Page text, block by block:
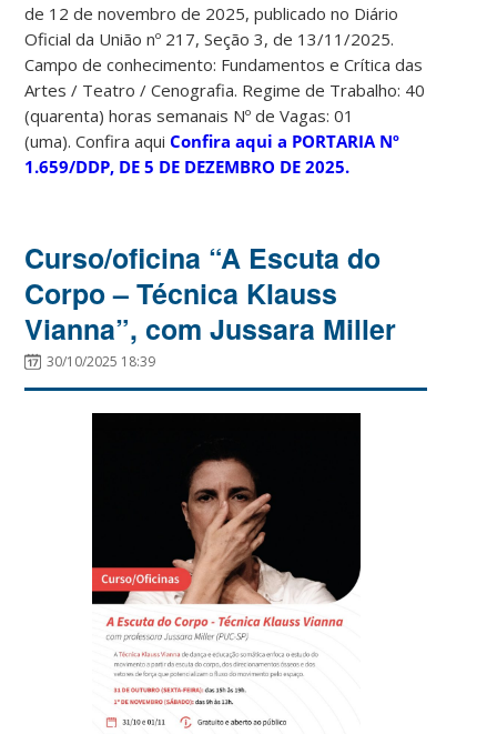
de 12 de novembro de 2025, publicado no Diário
Oficial da União nº 217, Seção 3, de 13/11/2025.
Campo de conhecimento: Fundamentos e Crítica das
Artes / Teatro / Cenografia. Regime de Trabalho: 40
(quarenta) horas semanais Nº de Vagas: 01
(uma). Confira aquiConfira aqui a PORTARIA Nº
1.659/DDP, DE 5 DE DEZEMBRO DE 2025.
Curso/oficina “A Escuta do
Corpo – Técnica Klauss
Vianna”, com Jussara Miller
30/10/2025 18:39